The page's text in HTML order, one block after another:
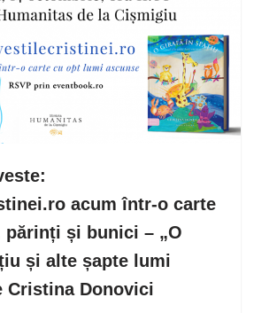
acum într-o carte
și bunici – „O
și alte șapte lumi
Cristina Donovici